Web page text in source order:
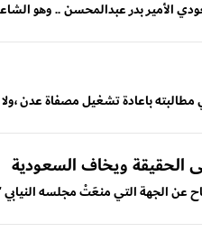
مطالبته باعادة تشغيل مصفاة عدن
الحقيقة ويخاف السعودية
عن الجهة التي منعَتْ مجلسه النيابي